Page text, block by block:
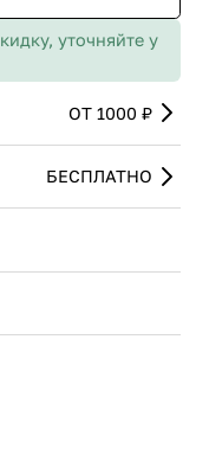
уточняйте у
ОТ 1000 ₽
БЕСПЛАТНО